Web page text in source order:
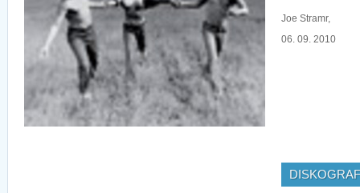
Joe Stramr,
06. 09. 2010